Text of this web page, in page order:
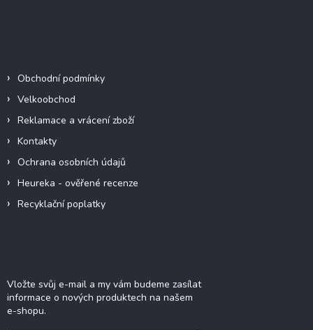
Obchodní podmínky
Velkoobchod
Reklamace a vrácení zboží
Kontakty
Ochrana osobních údajů
Heureka - ověřené recenze
Recyklační poplatky
Vložte svůj e-mail a my vám budeme zasílat
informace o nových produktech na našem
e-shopu.